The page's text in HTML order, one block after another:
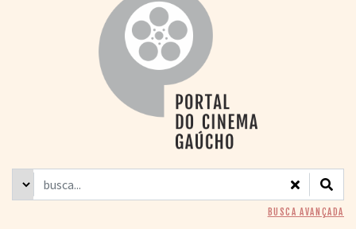
> HOMENAGEADOS
> EQUIPE
> ASSOCIAÇÃO DOS
> BIBLIOTECA
ROMEU GRIMALDI
> GRADE SEMANAL
> PREÇOS E
DESCONTOS
BUSCA AVANÇADA